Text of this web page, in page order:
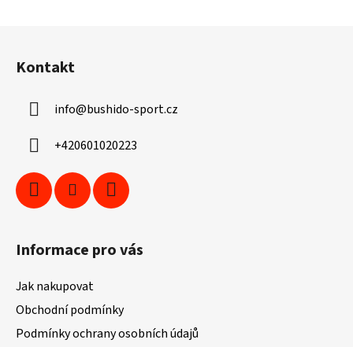
Kontakt
info@bushido-sport.cz
+420601020223
Informace pro vás
Jak nakupovat
Obchodní podmínky
Podmínky ochrany osobních údajů